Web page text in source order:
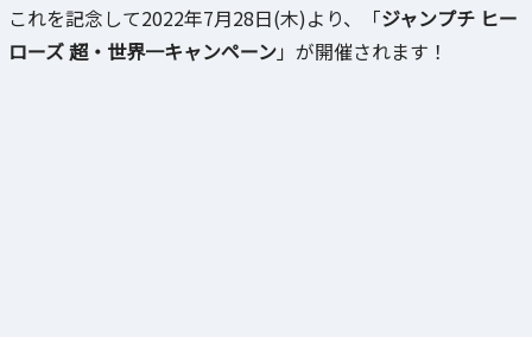
これを記念して2022年7月28日(木)より、「ジャンプチ ヒー
ローズ 超・世界一キャンペーン」が開催されます！